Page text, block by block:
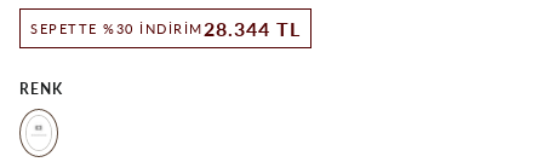
SEPETTE %30 İNDIRIM28.344 TL
RENK